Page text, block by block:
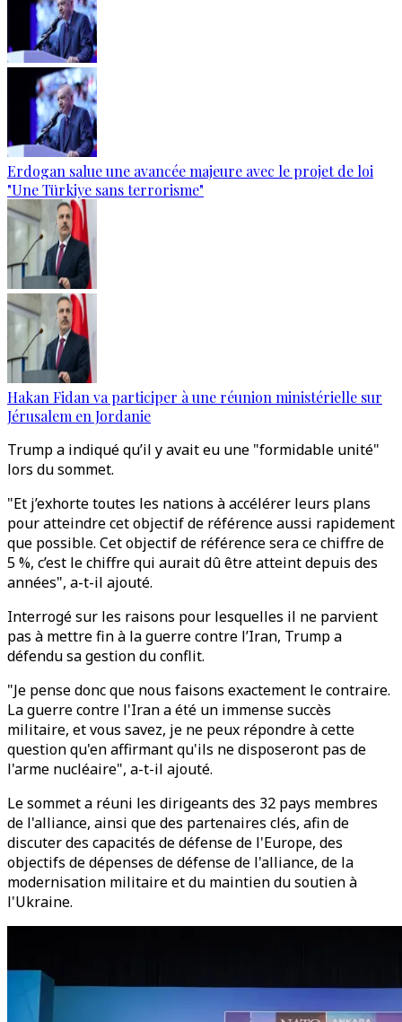
Erdogan salue une avancée majeure avec le projet de loi
"Une Türkiye sans terrorisme"
Hakan Fidan va participer à une réunion ministérielle sur
Jérusalem en Jordanie
Trump a indiqué qu’il y avait eu une "formidable unité"
lors du sommet.
"Et j’exhorte toutes les nations à accélérer leurs plans
pour atteindre cet objectif de référence aussi rapidement
que possible. Cet objectif de référence sera ce chiffre de
5 %, c’est le chiffre qui aurait dû être atteint depuis des
années", a-t-il ajouté.
Interrogé sur les raisons pour lesquelles il ne parvient
pas à mettre fin à la guerre contre l’Iran, Trump a
défendu sa gestion du conflit.
"Je pense donc que nous faisons exactement le contraire.
La guerre contre l'Iran a été un immense succès
militaire, et vous savez, je ne peux répondre à cette
question qu'en affirmant qu'ils ne disposeront pas de
l'arme nucléaire", a-t-il ajouté.
Le sommet a réuni les dirigeants des 32 pays membres
de l'alliance, ainsi que des partenaires clés, afin de
discuter des capacités de défense de l'Europe, des
objectifs de dépenses de défense de l'alliance, de la
modernisation militaire et du maintien du soutien à
l'Ukraine.